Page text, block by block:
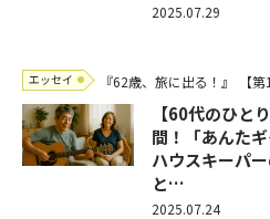
2025.07.29
エッセイ 『62歳、旅に出る！』 【
【60代のひと
間！「あんた
ハウスキーパ
と…
2025.07.24